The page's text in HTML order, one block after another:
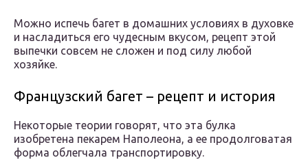
Можно испечь багет в домашних условиях в духовке
и насладиться его чудесным вкусом, рецепт этой
выпечки совсем не сложен и под силу любой
хозяйке.
Французский багет – рецепт и история
Некоторые теории говорят, что эта булка
изобретена пекарем Наполеона, а ее продолговатая
форма облегчала транспортировку.